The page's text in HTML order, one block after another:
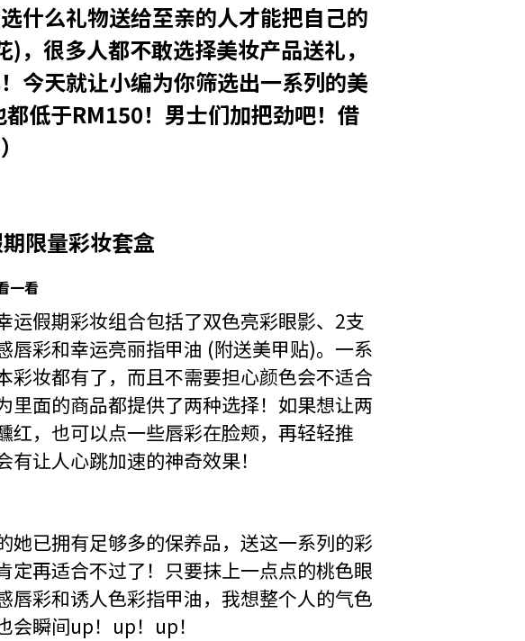
什么礼物送给至亲的人才能把自己的
很多人都不敢选择美妆产品送礼，
今天就让小编为你筛选出一系列的美
低于RM150！男士们加把劲吧！借
限量彩妆套盒
一看
运假期彩妆组合包括了双色亮彩眼影、2支
唇彩和幸运亮丽指甲油 (附送美甲贴)。一系
彩妆都有了，而且不需要担心颜色会不适合
里面的商品都提供了两种选择！如果想让两
红，也可以点一些唇彩在脸颊，再轻轻推
有让人心跳加速的神奇效果！
她已拥有足够多的保养品，送这一系列的彩
定再适合不过了！只要抹上一点点的桃色眼
唇彩和诱人色彩指甲油，我想整个人的气色
会瞬间up！up！up！